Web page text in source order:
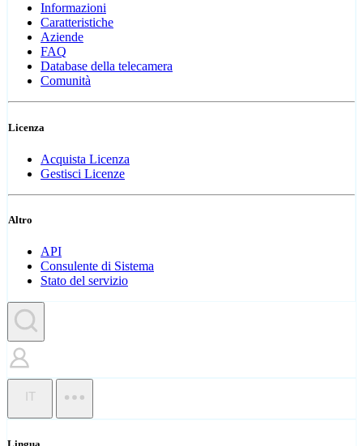
Informazioni
Caratteristiche
Aziende
FAQ
Database della telecamera
Comunità
Licenza
Acquista Licenza
Gestisci Licenze
Altro
API
Consulente di Sistema
Stato del servizio
IT